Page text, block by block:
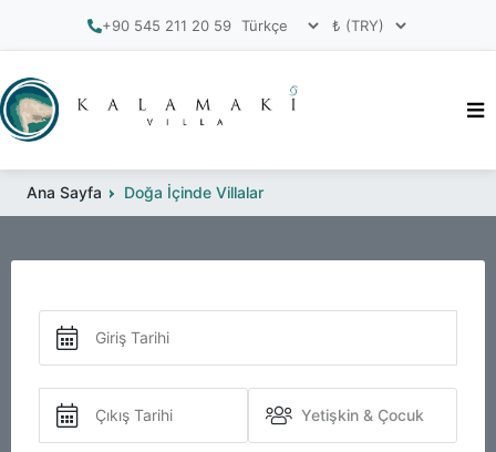
+90 545 211 20 59
Ana Sayfa Doğa İçinde Villalar
Yetişkin & Çocuk